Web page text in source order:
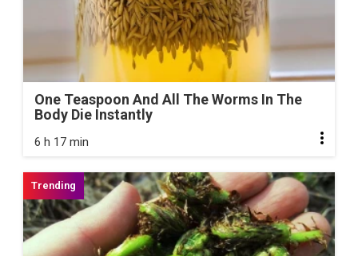
One Teaspoon And All The Worms In The
Body Die Instantly
6 h 17 min